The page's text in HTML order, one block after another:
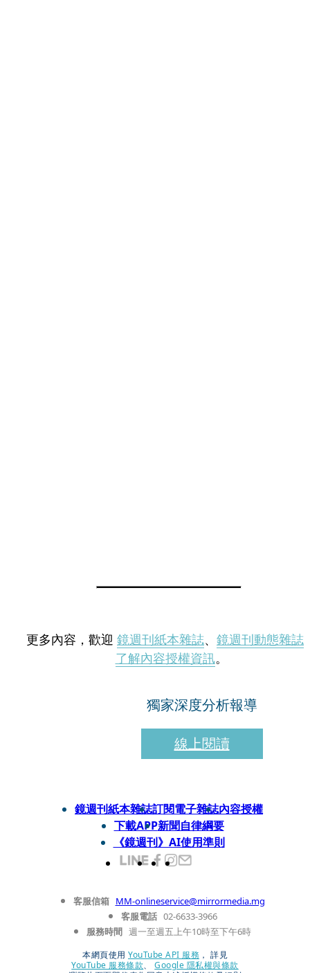
更多內容，歡迎 鏡週刊紙本雜誌、 鏡週刊動態雜誌
了解內容授權資訊。
獨家深度分析報導
線上閱讀
鏡週刊紙本雜誌訂閱電子雜誌內容授權
下載APP新聞自律綱要
《鏡週刊》AI使用準則
客服信箱 MM-onlineservice@mirrormedia.mg
客服電話 02-6633-3966
服務時間 週一至週五上午10時至下午6時
本網頁使用 YouTube API 服務 ， 詳見
YouTube 服務條款、
Google 隱私權與條款